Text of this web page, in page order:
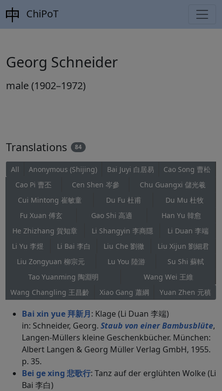
ChiPoT
Georg Schneider
male (1902–1972)
Translations 84
All Anonymous (Shijing) Bai Juyi 白居易
Cao Song 曹松
Cao Pi 曹丕
Cen Shen 岑參
Chu Guangxi 儲光羲
Cui Mintong 崔敏童
Du Fu 杜甫
Du Mu 杜牧
Fu Xuan 傅玄
Gao Shi 高適
Han Yu 韓愈
He Zhizhang 賀知章
Li Shangyin 李商隱
Li Duan 李端
Li Yu 李煜
Li Bai 李白 Liu Che 劉徹
Liu Xijun 劉細君
Liu Zongyuan 柳宗元
Lu You 陸游
Su Shi 蘇軾
Tao Yuanming 陶淵明
Wang Wei 王維
Wang Changling 王昌齡
Xiao Gang 蕭綱 Yuan Zhen 元稹
Bai xin yue 拜新月: Klage (Li Duan 李端)
in: Schneider, Georg. Staub von einer Bambusblüte,
Langen-Müllers kleine Geschenkbücher. München:
Albert Langen & Georg Müller Verlag GmbH, 1955.
p. 35.
Bei ge xing 悲歌行: Tanz auf der erglühten Wolke (Li
Bai 李白)